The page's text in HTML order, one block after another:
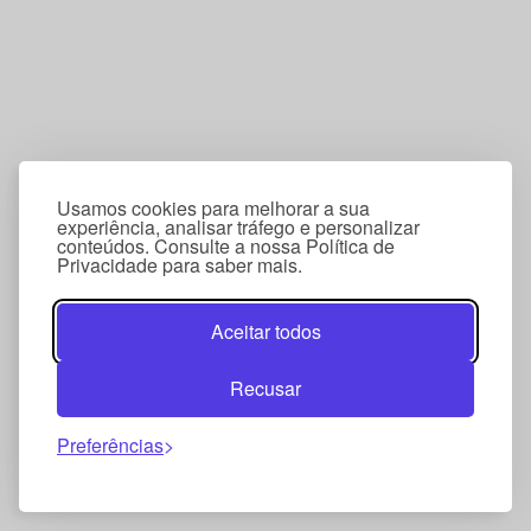
Usamos cookies para melhorar a sua
experiência, analisar tráfego e personalizar
conteúdos. Consulte a nossa Política de
Privacidade para saber mais.
Aceitar todos
Recusar
Preferências